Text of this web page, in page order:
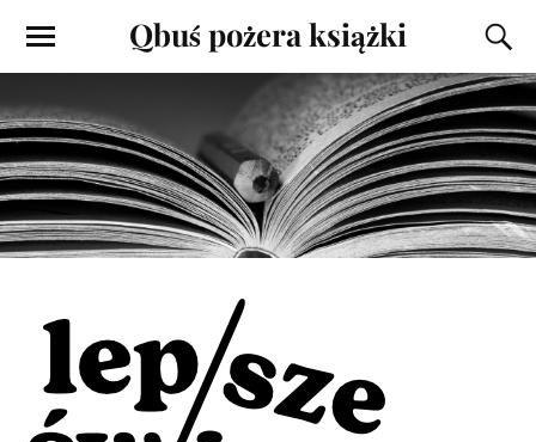
Qbuś pożera książki